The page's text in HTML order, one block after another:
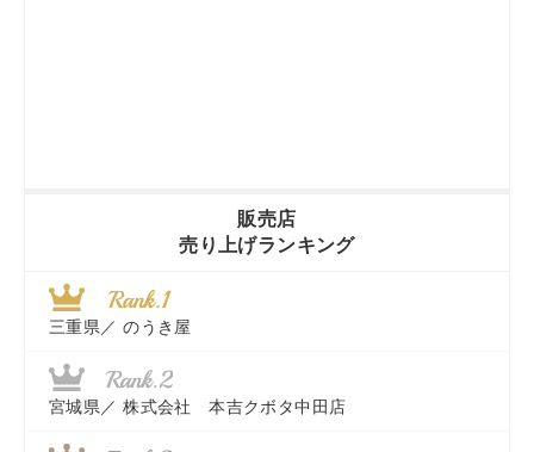
販売店
売り上げランキング
三重県／ のうき屋
宮城県／ 株式会社 本吉クボタ中田店